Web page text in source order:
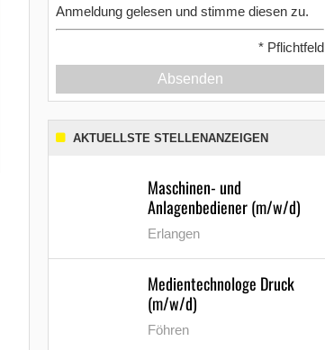
Anmeldung gelesen und stimme diesen zu.
* Pflichtfeld
Absenden
AKTUELLSTE STELLENANZEIGEN
Maschinen- und
Anlagenbediener (m/w/d)
Erlangen
Medientechnologe Druck
(m/w/d)
Föhren